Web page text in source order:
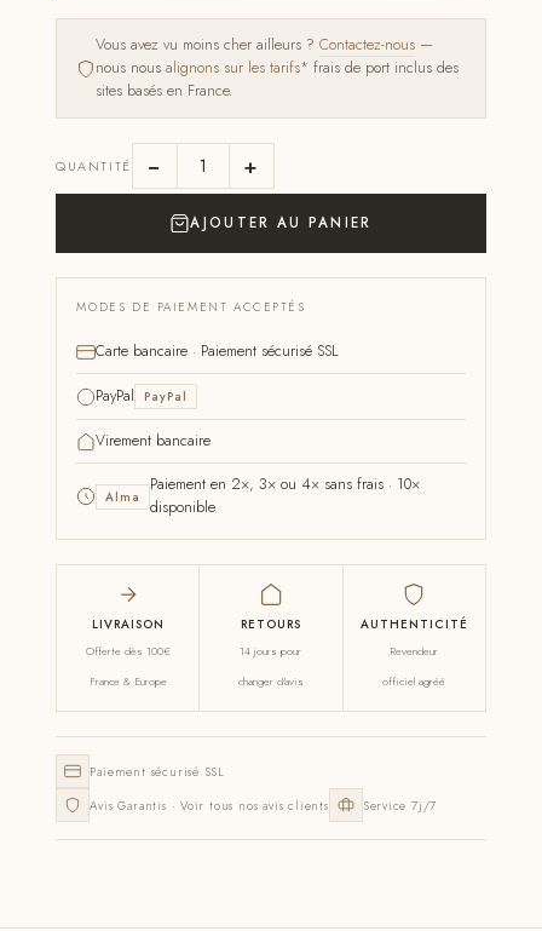
Vous avez vu moins cher ailleurs ?Contactez-nous —
nous nousalignons sur les tarifs* frais de port inclus des
sites basés en France.
QUANTITÉ − +
AJOUTER AU PANIER
MODES DE PAIEMENT ACCEPTÉS
Carte bancaire · Paiement sécurisé SSL
PayPal PayPal
Virement bancaire
Alma
Paiement en 2×, 3× ou 4× sans frais · 10×
disponible
LIVRAISON
Offerte dès 100€
France & Europe
RETOURS
14 jours pour
changer d'avis
AUTHENTICITÉ
Revendeur
officiel agréé
Paiement sécurisé SSL
Avis Garantis · Voir tous nos avis clients
Service 7j/7